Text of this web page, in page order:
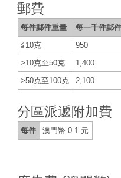
郵費
每件郵件重量
每一千件郵
≦10克
950
>10克至50克
1,400
>50克至100克
2,100
分區派遞附加費
每件 澳門幣 0.1 元